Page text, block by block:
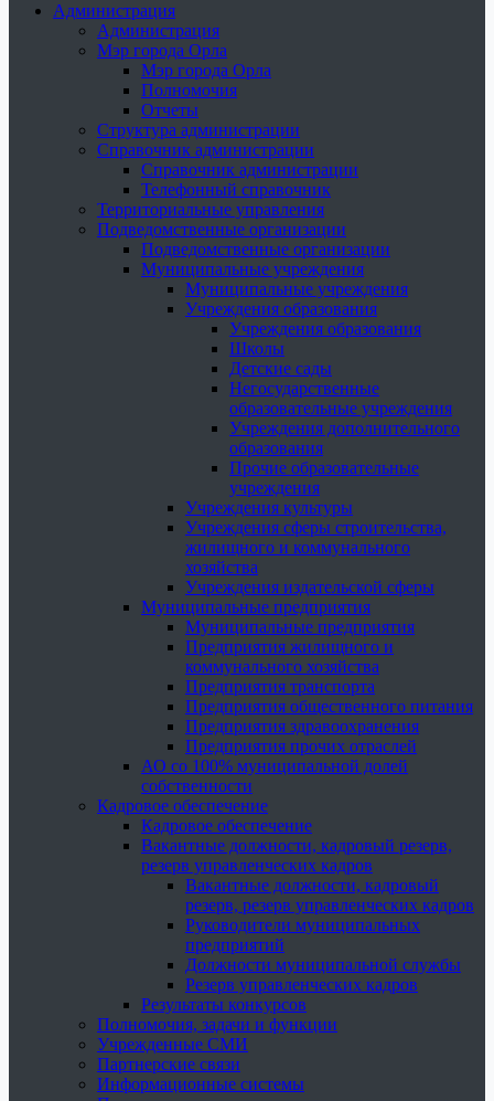
Администрация
Администрация
Мэр города Орла
Мэр города Орла
Полномочия
Отчеты
Структура администрации
Справочник администрации
Справочник администрации
Телефонный справочник
Территориальные управления
Подведомственные организации
Подведомственные организации
Муниципальные учреждения
Муниципальные учреждения
Учреждения образования
Учреждения образования
Школы
Детские сады
Негосударственные
образовательные учреждения
Учреждения дополнительного
образования
Прочие образовательные
учреждения
Учреждения культуры
Учреждения сферы строительства,
жилищного и коммунального
хозяйства
Учреждения издательской сферы
Муниципальные предприятия
Муниципальные предприятия
Предприятия жилищного и
коммунального хозяйства
Предприятия транспорта
Предприятия общественного питания
Предприятия здравоохранения
Предприятия прочих отраслей
АО со 100% муниципальной долей
собственности
Кадровое обеспечение
Кадровое обеспечение
Вакантные должности, кадровый резерв,
резерв управленческих кадров
Вакантные должности, кадровый
резерв, резерв управленческих кадров
Руководители муниципальных
предприятий
Должности муниципальной службы
Резерв управленческих кадров
Результаты конкурсов
Полномочия, задачи и функции
Учрежденные СМИ
Партнерские связи
Информационные системы